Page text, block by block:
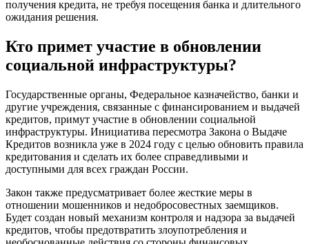
получения кредита, не требуя посещения банка и длительного
ожидания решения.
Кто примет участие в обновлении
социальной инфраструктуры?
Государственные органы, Федеральное казначейство, банки и
другие учреждения, связанные с финансированием и выдачей
кредитов, примут участие в обновлении социальной
инфраструктуры. Инициатива пересмотра Закона о Выдаче
Кредитов возникла уже в 2024 году с целью обновить правила
кредитования и сделать их более справедливыми и
доступными для всех граждан России.
Закон также предусматривает более жесткие меры в
отношении мошенников и недобросовестных заемщиков.
Будет создан новый механизм контроля и надзора за выдачей
кредитов, чтобы предотвратить злоупотребления и